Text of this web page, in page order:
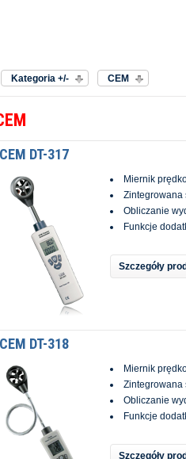
Kategoria +/-
CEM
CEM DT-317
Miernik
Zintegrowana
Obliczanie
Funkcje
Szczegóły
CEM DT-318
Miernik
Zintegrowana
Obliczanie
Funkcje
Szczegóły